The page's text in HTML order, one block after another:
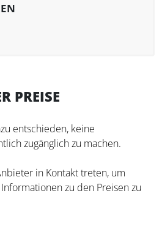
PREISE
entschieden, keine
zugänglich zu machen.
in Kontakt treten, um
zu den Preisen zu